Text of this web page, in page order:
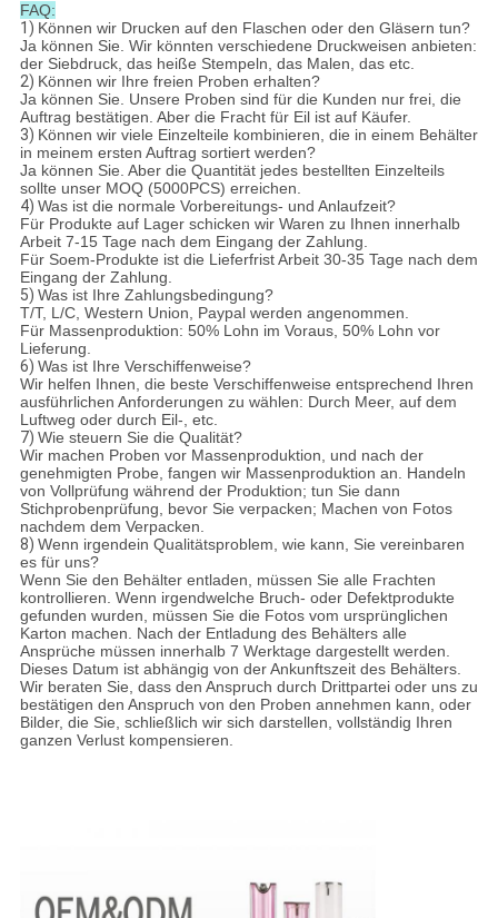
FAQ:
1) Können wir Drucken auf den Flaschen oder den Gläsern tun?
Ja können Sie. Wir könnten verschiedene Druckweisen anbieten:
der Siebdruck, das heiße Stempeln, das Malen, das etc.
2) Können wir Ihre freien Proben erhalten?
Ja können Sie. Unsere Proben sind für die Kunden nur frei, die
Auftrag bestätigen. Aber die Fracht für Eil ist auf Käufer.
3) Können wir viele Einzelteile kombinieren, die in einem Behälter
in meinem ersten Auftrag sortiert werden?
Ja können Sie. Aber die Quantität jedes bestellten Einzelteils
sollte unser MOQ (5000PCS) erreichen.
4) Was ist die normale Vorbereitungs- und Anlaufzeit?
Für Produkte auf Lager schicken wir Waren zu Ihnen innerhalb
Arbeit 7-15 Tage nach dem Eingang der Zahlung.
Für Soem-Produkte ist die Lieferfrist Arbeit 30-35 Tage nach dem
Eingang der Zahlung.
5) Was ist Ihre Zahlungsbedingung?
T/T, L/C, Western Union, Paypal werden angenommen.
Für Massenproduktion: 50% Lohn im Voraus, 50% Lohn vor
Lieferung.
6) Was ist Ihre Verschiffenweise?
Wir helfen Ihnen, die beste Verschiffenweise entsprechend Ihren
ausführlichen Anforderungen zu wählen: Durch Meer, auf dem
Luftweg oder durch Eil-, etc.
7) Wie steuern Sie die Qualität?
Wir machen Proben vor Massenproduktion, und nach der
genehmigten Probe, fangen wir Massenproduktion an. Handeln
von Vollprüfung während der Produktion; tun Sie dann
Stichprobenprüfung, bevor Sie verpacken; Machen von Fotos
nachdem dem Verpacken.
8) Wenn irgendein Qualitätsproblem, wie kann, Sie vereinbaren
es für uns?
Wenn Sie den Behälter entladen, müssen Sie alle Frachten
kontrollieren. Wenn irgendwelche Bruch- oder Defektprodukte
gefunden wurden, müssen Sie die Fotos vom ursprünglichen
Karton machen. Nach der Entladung des Behälters alle
Ansprüche müssen innerhalb 7 Werktage dargestellt werden.
Dieses Datum ist abhängig von der Ankunftszeit des Behälters.
Wir beraten Sie, dass den Anspruch durch Drittpartei oder uns zu
bestätigen den Anspruch von den Proben annehmen kann, oder
Bilder, die Sie, schließlich wir sich darstellen, vollständig Ihren
ganzen Verlust kompensieren.